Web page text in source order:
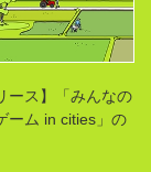
ース】「みんなの
ーム in cities」の